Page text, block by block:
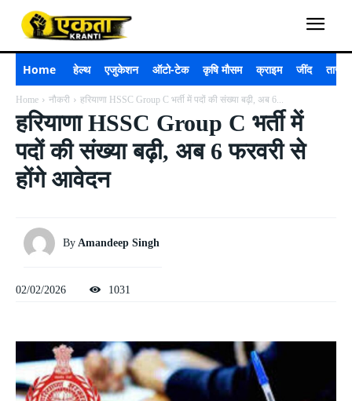
Home हेल्थ एजुकेशन ऑटो-टेक कृषि मौसम क्राइम जींद ताजा
Home नौकरी हरियाणा HSSC Group C भर्ती में पदों की संख्या बढ़ी, अब 6...
हरियाणा HSSC Group C भर्ती में
पदों की संख्या बढ़ी, अब 6 फरवरी से
होंगे आवेदन
By Amandeep Singh
02/02/2026 1031